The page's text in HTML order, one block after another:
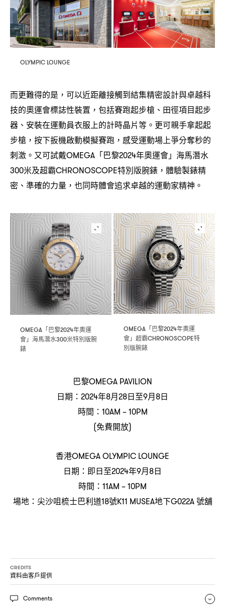
OLYMPIC LOUNGE
而更難得的是 ， 可以近距離接觸到結集精密設計與卓越科
技的奧運會標誌性裝置 ， 包括賽跑起步槍、田徑項目起步
器、安裝在運動員衣服上的計時晶片等。更可親手拿起起
步槍 ， 按下扳機啟動模擬賽跑 ， 感受運動場上爭分奪秒的
刺激。又可試戴OMEGA 「巴黎2024年奧運會」海馬潛水
300米及超霸CHRONOSCOPE特別版腕錶 ， 體驗製錶精
密、準確的力量 ， 也同時體會追求卓越的運動家精神。
OMEGA 「巴黎2024年奧運
會」海馬潛水300米特別版腕
錶
OMEGA 「巴黎2024年奧運
會」超霸CHRONOSCOPE特
別版腕錶
巴黎OMEGA PAVILION
日期 ：2024年8月28日至9月8日
時間 ：10AM – 10PM
(免費開放)
香港OMEGA OLYMPIC LOUNGE
日期 ： 即日至2024年9月8日
時間 ：11AM – 10PM
場地： 尖沙咀梳士巴利道18號K11 MUSEA地下G022A號舖
CREDITS
資料由客戶提供
Comments